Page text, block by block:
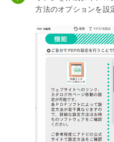
方法のオプションを設